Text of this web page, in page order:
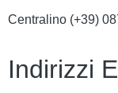
Centralino (+39)
Indirizzi